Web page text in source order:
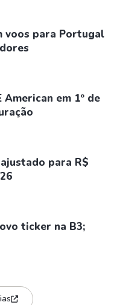
voos para Portugal
em 1º de
para R$
ticker na B3;